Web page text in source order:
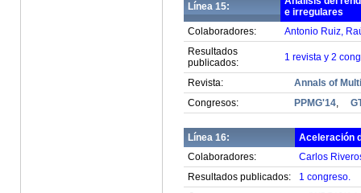
Línea 15:
e irregulares
Colaboradores:
Antonio Ruiz,
Resultados
publicados:
1 revista y 2
Revista:
Annals of
Congresos:
PPMG'14,
Línea 16:
Aceleración
Colaboradores:
Carlos
Resultados publicados:
1 congreso.